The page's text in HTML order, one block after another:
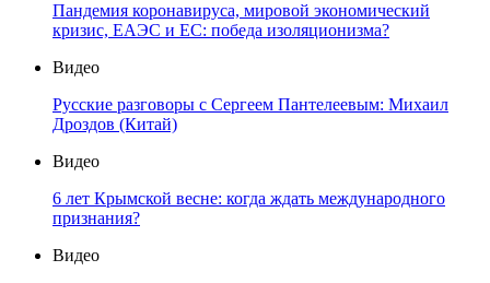
Пандемия коронавируса, мировой экономический
кризис, ЕАЭС и ЕС: победа изоляционизма?
Видео
Русские разговоры с Сергеем Пантелеевым: Михаил
Дроздов (Китай)
Видео
6 лет Крымской весне: когда ждать международного
признания?
Видео